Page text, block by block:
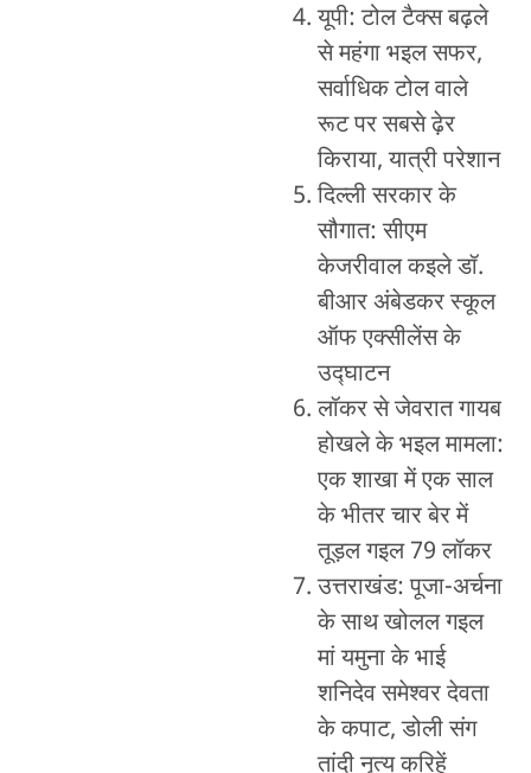
यूपी: टोल टैक्स बढ़ले
से महंगा भइल सफर,
सर्वाधिक टोल वाले
रूट पर सबसे ढ़ेर
किराया, यात्री परेशान
दिल्ली सरकार के
सौगात: सीएम
केजरीवाल कइले डॉ.
बीआर अंबेडकर स्कूल
ऑफ एक्सीलेंस के
उद्घाटन
लॉकर से जेवरात गायब
होखले के भइल मामला:
एक शाखा में एक साल
के भीतर चार बेर में
तूड़ल गइल 79 लॉकर
उत्तराखंड: पूजा-अर्चना
के साथ खोलल गइल
मां यमुना के भाई
शनिदेव समेश्वर देवता
के कपाट, डोली संग
तांदी नृत्य करिहें